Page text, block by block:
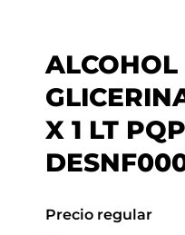
ALCOHOL
X 1 LT PQP
Precio regular